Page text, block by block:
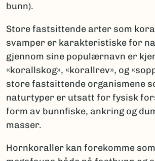
bunn).
Store fastsittende arter som
svamper er karakteristiske for
gjennom sine populærnavn er
«korallskog», «korallrev», og
store fastsittende organismene
naturtyper er utsatt for fysisk
form av bunnfiske, ankring og
masser.
Hornkoraller kan forekomme